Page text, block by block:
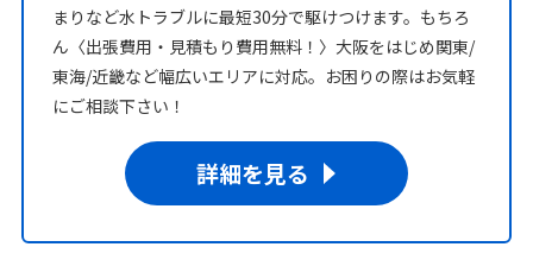
まりなど水トラブルに最短30分で駆けつけます。もちろ
ん〈出張費用・見積もり費用無料！〉大阪をはじめ関東/
東海/近畿など幅広いエリアに対応。お困りの際はお気軽
にご相談下さい！
詳細を見る